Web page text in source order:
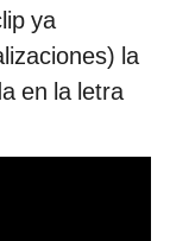
ya
la
en la letra